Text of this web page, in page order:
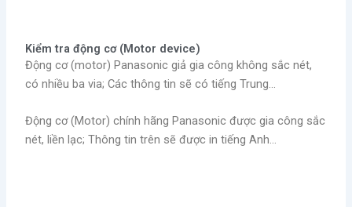
Kiểm tra động cơ (Motor device)
Động cơ (motor) Panasonic giả gia công không sắc nét,
có nhiều ba via; Các thông tin sẽ có tiếng Trung…
Động cơ (Motor) chính hãng Panasonic được gia công sắc
nét, liền lạc; Thông tin trên sẽ được in tiếng Anh…